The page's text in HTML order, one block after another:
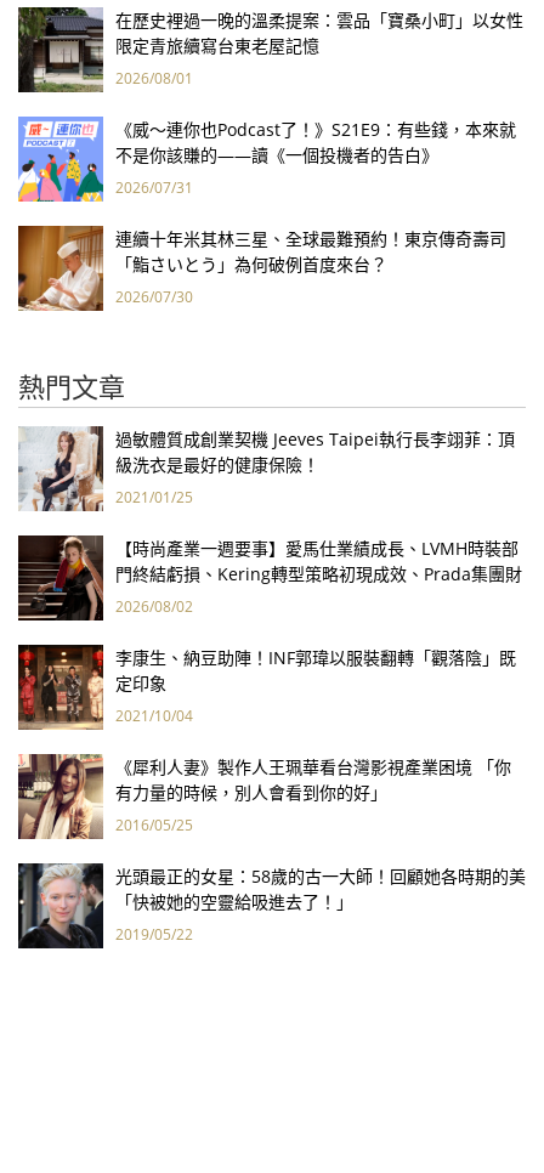
在歷史裡過一晚的溫柔提案：雲品「寶桑小町」以女性
限定青旅續寫台東老屋記憶
2026/08/01
《威～連你也Podcast了！》S21E9：有些錢，本來就
不是你該賺的——讀《一個投機者的告白》
2026/07/31
連續十年米其林三星、全球最難預約！東京傳奇壽司
「鮨さいとう」為何破例首度來台？
2026/07/30
熱門文章
過敏體質成創業契機 Jeeves Taipei執行長李翊菲：頂
級洗衣是最好的健康保險！
2021/01/25
【時尚產業一週要事】愛馬仕業績成長、LVMH時裝部
門終結虧損、Kering轉型策略初現成效、Prada集團財
報亮眼
2026/08/02
李康生、納豆助陣！INF郭瑋以服裝翻轉「觀落陰」既
定印象
2021/10/04
《犀利人妻》製作人王珮華看台灣影視產業困境 「你
有力量的時候，別人會看到你的好」
2016/05/25
光頭最正的女星：58歲的古一大師！回顧她各時期的美
「快被她的空靈給吸進去了！」
2019/05/22